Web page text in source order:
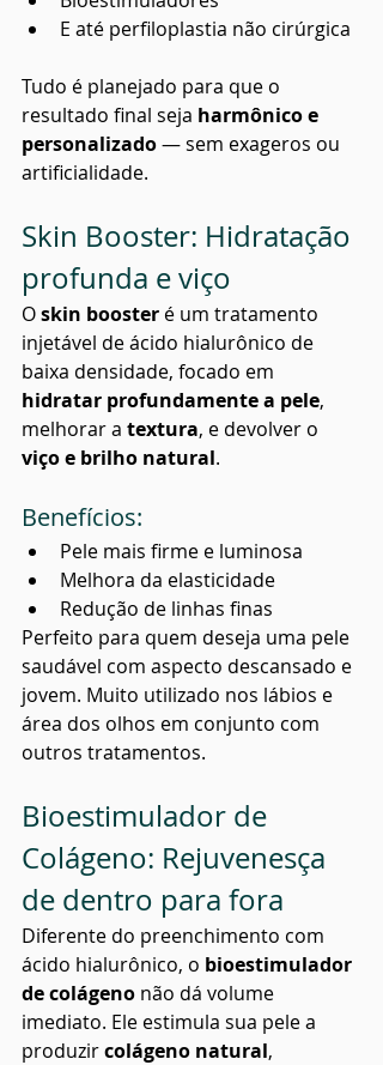
E até perfiloplastia não cirúrgica
Tudo é planejado para que o
resultado final seja harmônico e
personalizado — sem exageros ou
artificialidade.
Skin Booster: Hidratação
profunda e viço
O skin booster é um tratamento
injetável de ácido hialurônico de
baixa densidade, focado em
hidratar profundamente a pele,
melhorar a textura, e devolver o
viço e brilho natural.
Benefícios:
Pele mais firme e luminosa
Melhora da elasticidade
Redução de linhas finas
Perfeito para quem deseja uma pele
saudável com aspecto descansado e
jovem. Muito utilizado nos lábios e
área dos olhos em conjunto com
outros tratamentos.
Bioestimulador de
Colágeno: Rejuvenesça
de dentro para fora
Diferente do preenchimento com
ácido hialurônico, o bioestimulador
de colágeno não dá volume
imediato. Ele estimula sua pele a
produzir colágeno natural,